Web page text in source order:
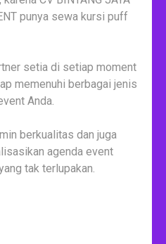
punya sewa kursi puff
setia di setiap moment
memenuhi berbagai jenis
Anda.
berkualitas dan juga
agenda event
tak terlupakan.